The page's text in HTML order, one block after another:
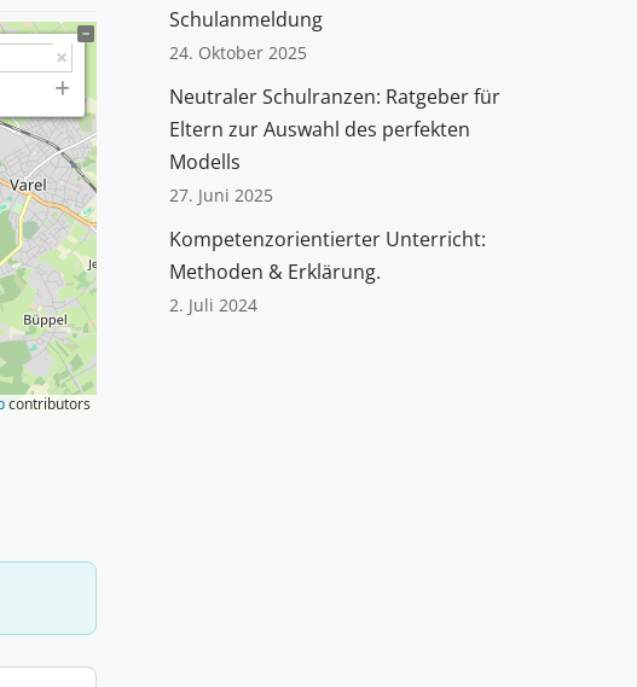
contributors
Schulanmeldung
24. Oktober 2025
Neutraler Schulranzen: Ratgeber für
Eltern zur Auswahl des perfekten
Modells
27. Juni 2025
Kompetenzorientierter Unterricht:
Methoden & Erklärung.
2. Juli 2024